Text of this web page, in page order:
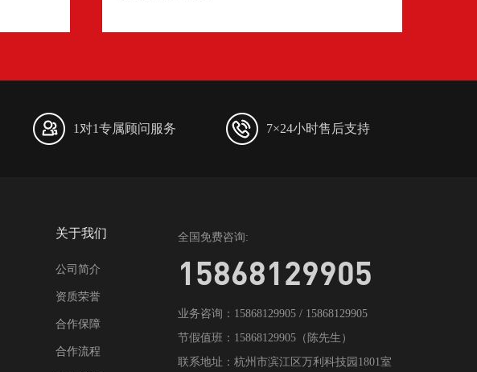
1对1专属顾问服务 7×24小时售后支持
关于我们
公司简介
资质荣誉
合作保障
合作流程
全国免费咨询:
15868129905
业务咨询：15868129905 / 15868129905
节假值班：15868129905（陈先生）
联系地址：杭州市滨江区万利科技园1801室